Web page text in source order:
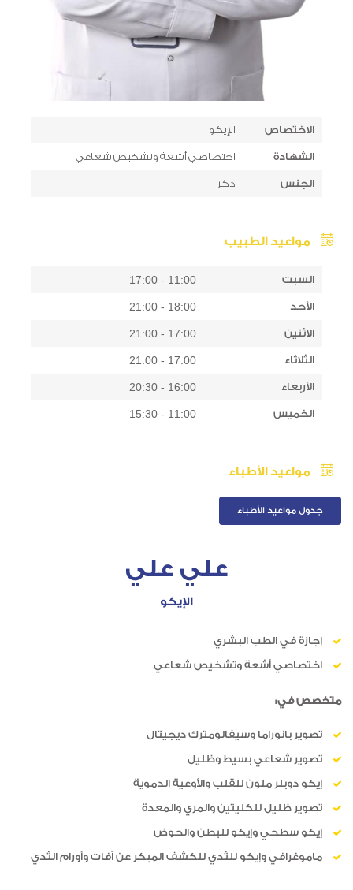
الاختصاص الإيكو
الشهادة اختصاصي أشعة وتشخيص شعاعي
الجنس ذكر
مواعيد الطبيب
السبت 11:00 - 17:00
الأحد 18:00 - 21:00
الاثنين 17:00 - 21:00
الثلاثاء 17:00 - 21:00
الأربعاء 16:00 - 20:30
الخميس 11:00 - 15:30
مواعيد الأطباء
جدول مواعيد الأطباء
علي علي
الإيكو
إجازة في الطب البشري
اختصاصي أشعة وتشخيص شعاعي
متخصص في:
تصوير بانوراما وسيفالومترك ديجيتال
تصوير شعاعي بسيط وظليل
إيكو دوبلر ملون للقلب والأوعية الدموية
تصوير ظليل للكليتين والمري والمعدة
إيكو سطحي وإيكو للبطن والحوض
ماموغرافي وإيكو للثدي للكشف المبكر عن آفات وأورام الثدي